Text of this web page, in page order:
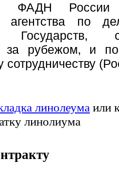
ФАДН
агентства по
Государств,
за рубежом, и
сотрудничеству
линолеума или
линолиума